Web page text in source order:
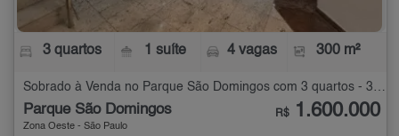
3 quartos 1 suíte 4 vagas 300 m²
Sobrado à Venda no Parque São Domingos com 3 quartos - 300 m²
Parque São Domingos
Zona Oeste - São Paulo
R$ 1.600.000